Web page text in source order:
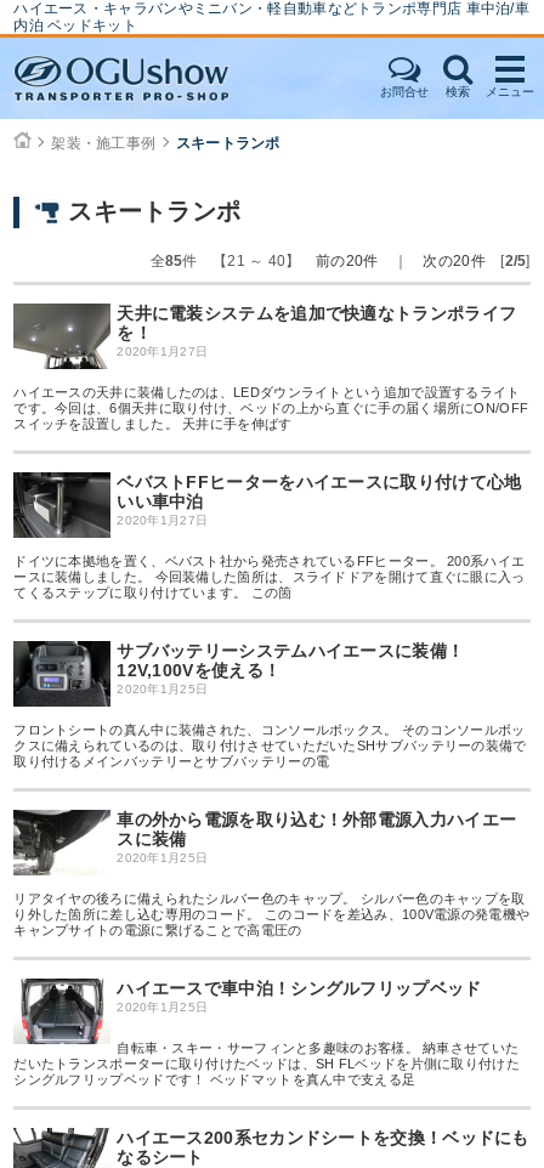
ハイエース・キャラバンやミニバン・軽自動車などトランポ専門店 車中泊/車
内泊 ベッドキット
お問合せ 検索 メニュー
架装・施工事例 スキートランポ
スキートランポ
全85件 【21 ～ 40】前の20件 次の20件[2/5]
天井に電装システムを追加で快適なトランポライフ
を！
2020年1月27日
ハイエースの天井に装備したのは、LEDダウンライトという追加で設置するライト
です。今回は、6個天井に取り付け、ベッドの上から直ぐに手の届く場所にON/OFF
スイッチを設置しました。 天井に手を伸ばす
ベバストFFヒーターをハイエースに取り付けて心地
いい車中泊
2020年1月27日
ドイツに本拠地を置く、ベバスト社から発売されているFFヒーター。 200系ハイエ
ースに装備しました。 今回装備した箇所は、スライドドアを開けて直ぐに眼に入っ
てくるステップに取り付けています。 この箇
サブバッテリーシステムハイエースに装備！
12V,100Vを使える！
2020年1月25日
フロントシートの真ん中に装備された、コンソールボックス。 そのコンソールボッ
クスに備えられているのは、取り付けさせていただいたSHサブバッテリーの装備で
取り付けるメインバッテリーとサブバッテリーの電
車の外から電源を取り込む！外部電源入力ハイエー
スに装備
2020年1月25日
リアタイヤの後ろに備えられたシルバー色のキャップ。 シルバー色のキャップを取
り外した箇所に差し込む専用のコード。 このコードを差込み、100V電源の発電機や
キャンプサイトの電源に繋げることで高電圧の
ハイエースで車中泊！シングルフリップベッド
2020年1月25日
自転車・スキー・サーフィンと多趣味のお客様。 納車させていた
だいたトランスポーターに取り付けたベッドは、SH FLベッドを片側に取り付けた
シングルフリップベッドです！ ベッドマットを真ん中で支える足
ハイエース200系セカンドシートを交換！ベッドにも
なるシート